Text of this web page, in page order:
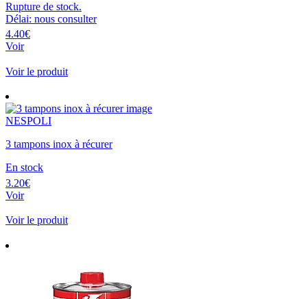
Rupture de stock.
Délai: nous consulter
4.40€
Voir
Voir le produit
NESPOLI
3 tampons inox à récurer
En stock
3.20€
Voir
Voir le produit